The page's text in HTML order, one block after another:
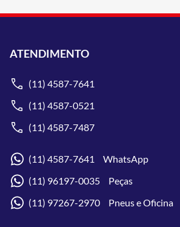
ATENDIMENTO
(11) 4587-7641
(11) 4587-0521
(11) 4587-7487
(11) 4587-7641 WhatsApp
(11) 96197-0035 Peças
(11) 97267-2970 Pneus e Oficina